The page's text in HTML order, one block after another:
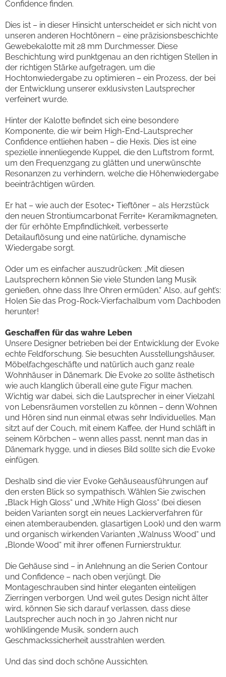
Confidence finden.
Dies ist – in dieser Hinsicht unterscheidet er sich nicht von
unseren anderen Hochtönern – eine präzisionsbeschichte
Gewebekalotte mit 28 mm Durchmesser. Diese
Beschichtung wird punktgenau an den richtigen Stellen in
der richtigen Stärke aufgetragen, um die
Hochtonwiedergabe zu optimieren – ein Prozess, der bei
der Entwicklung unserer exklusivsten Lautsprecher
verfeinert wurde.
Hinter der Kalotte befindet sich eine besondere
Komponente, die wir beim High-End-Lautsprecher
Confidence entliehen haben – die Hexis. Dies ist eine
spezielle innenliegende Kuppel, die den Luftstrom formt,
um den Frequenzgang zu glätten und unerwünschte
Resonanzen zu verhindern, welche die Höhenwiedergabe
beeinträchtigen würden.
Er hat – wie auch der Esotec+ Tieftöner – als Herzstück
den neuen Strontiumcarbonat Ferrite+ Keramikmagneten,
der für erhöhte Empfindlichkeit, verbesserte
Detailauflösung und eine natürliche, dynamische
Wiedergabe sorgt.
Oder um es einfacher auszudrücken: „Mit diesen
Lautsprechern können Sie viele Stunden lang Musik
genießen, ohne dass Ihre Ohren ermüden.“ Also, auf geht’s:
Holen Sie das Prog-Rock-Vierfachalbum vom Dachboden
herunter!
Geschaffen für das wahre Leben
Unsere Designer betrieben bei der Entwicklung der Evoke
echte Feldforschung. Sie besuchten Ausstellungshäuser,
Möbelfachgeschäfte und natürlich auch ganz reale
Wohnhäuser in Dänemark. Die Evoke 20 sollte ästhetisch
wie auch klanglich überall eine gute Figur machen.
Wichtig war dabei, sich die Lautsprecher in einer Vielzahl
von Lebensräumen vorstellen zu können – denn Wohnen
und Hören sind nun einmal etwas sehr Individuelles. Man
sitzt auf der Couch, mit einem Kaffee, der Hund schläft in
seinem Körbchen – wenn alles passt, nennt man das in
Dänemark hygge, und in dieses Bild sollte sich die Evoke
einfügen.
Deshalb sind die vier Evoke Gehäuseausführungen auf
den ersten Blick so sympathisch. Wählen Sie zwischen
„Black High Gloss“ und „White High Gloss“ (bei diesen
beiden Varianten sorgt ein neues Lackierverfahren für
einen atemberaubenden, glasartigen Look) und den warm
und organisch wirkenden Varianten „Walnuss Wood“ und
„Blonde Wood“ mit ihrer offenen Furnierstruktur.
Die Gehäuse sind – in Anlehnung an die Serien Contour
und Confidence – nach oben verjüngt. Die
Montageschrauben sind hinter eleganten einteiligen
Zierringen verborgen. Und weil gutes Design nicht älter
wird, können Sie sich darauf verlassen, dass diese
Lautsprecher auch noch in 30 Jahren nicht nur
wohlklingende Musik, sondern auch
Geschmackssicherheit ausstrahlen werden.
Und das sind doch schöne Aussichten.